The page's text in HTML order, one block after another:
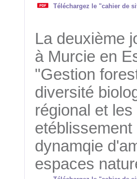
Téléchargez le "cahier de
La deuxième
à Murcie en
"Gestion
diversité
régional et
dynamqie
espaces